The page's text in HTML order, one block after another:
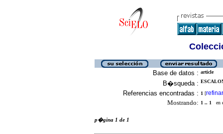
Base de datos : article
B�squeda :
Referencias encontradas : 1 [refinar
Mostrando: 1 .. 1 en
p�gina 1 de 1